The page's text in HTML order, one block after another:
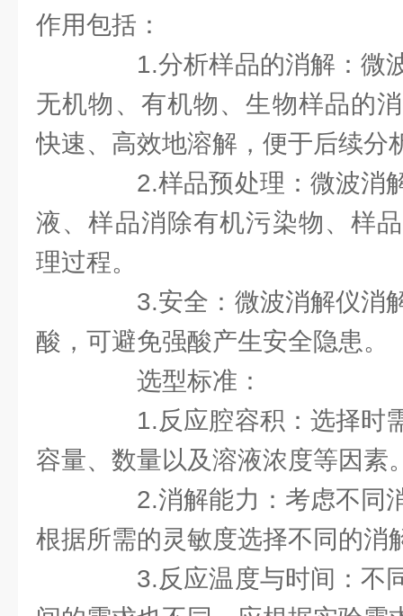
作用包括：
1.分析样品的消解：微
无机物、有机物、生物样品的
快速、高效地溶解，便于后续分
2.样品预处理：微波消
液、样品消除有机污染物、样
理过程。
3.安全：微波消解仪消
酸，可避免强酸产生安全隐患。
选型标准：
1.反应腔容积：选择时
容量、数量以及溶液浓度等因素
2.消解能力：考虑不同
根据所需的灵敏度选择不同的消
3.反应温度与时间：不